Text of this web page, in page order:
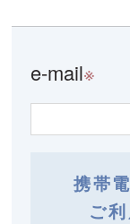
e-mail※
携帯
ご